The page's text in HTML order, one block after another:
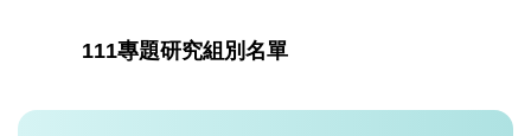
111專題研究組別名單